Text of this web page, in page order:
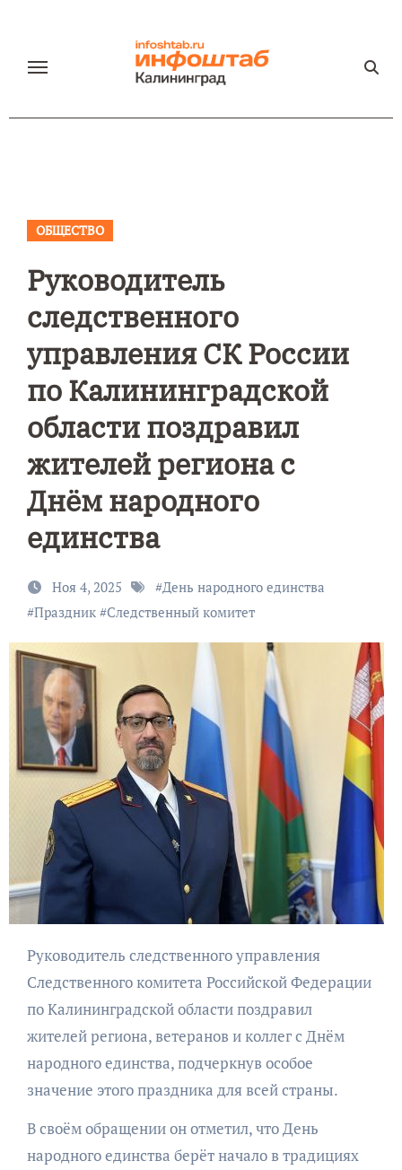
содержанию
ОБЩЕСТВО
Руководитель
следственного
управления СК России
по Калининградской
области поздравил
жителей региона с
Днём народного
единства
Ноя 4, 2025 #День народного единства
#Праздник#Следственный комитет
Руководитель следственного управления
Следственного комитета Российской Федерации
по Калининградской области поздравил
жителей региона, ветеранов и коллег с Днём
народного единства, подчеркнув особое
значение этого праздника для всей страны.
В своём обращении он отметил, что День
народного единства берёт начало в традициях